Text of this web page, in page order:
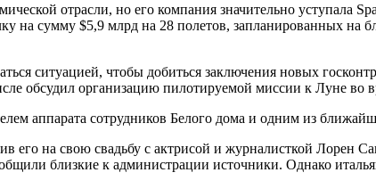
отрасли, но его компания значительно
на сумму $5,9 млрд на 28 полетов, запланированных на
ситуацией, чтобы добиться заключения новых
обсудил организацию пилотируемой миссии к Луне во
аппарата сотрудников Белого дома и одним из
его на свою свадьбу с актрисой и журналисткой Лорен
близкие к администрации источники. Однако